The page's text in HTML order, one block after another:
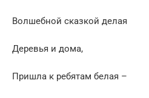
Волшебной сказкой делая
Деревья и дома,
Пришла к ребятам белая –